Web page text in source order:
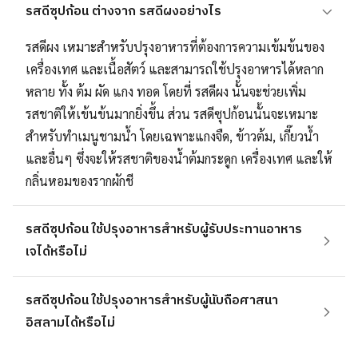
รสดีซุปก้อน ต่างจาก รสดีผงอย่างไร
รสดีผง เหมาะสำหรับปรุงอาหารที่ต้องการความเข้มข้นของ
เครื่องเทศ และเนื้อสัตว์ และสามารถใช้ปรุงอาหารได้หลาก
หลาย ทั้ง ต้ม ผัด แกง ทอด โดยที่ รสดีผง นั้นจะช่วยเพิ่ม
รสชาติให้เข้นข้นมากยิ่งขึ้น ส่วน รสดีซุปก้อนนั้นจะเหมาะ
สำหรับทำเมนูชามน้ำ โดยเฉพาะแกงจืด, ข้าวต้ม, เกี๊ยวน้ำ
และอื่นๆ ซึ่งจะให้รสชาติของน้ำต้มกระดูก เครื่องเทศ และให้
กลิ่นหอมของรากผักชี
รสดีซุปก้อน ใช้ปรุงอาหารสำหรับผู้รับประทานอาหาร
เจได้หรือไม่
รสดีซุปก้อน ใช้ปรุงอาหารสำหรับผู้นับถือศาสนา
อิสลามได้หรือไม่